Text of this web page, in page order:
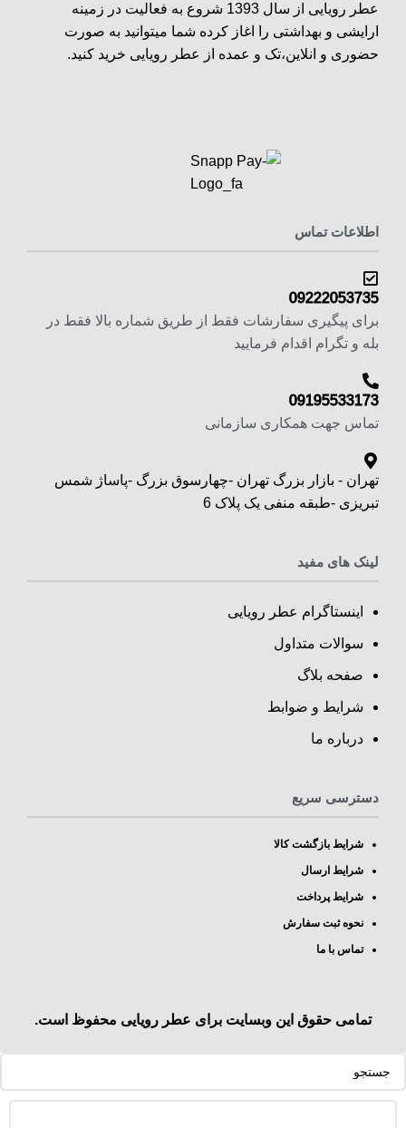
عطر رویایی از سال 1393 شروع به فعالیت در زمینه
ارایشی و بهداشتی را اغاز کرده شما میتوانید به صورت
حضوری و انلاین،تک و عمده از عطر رویایی خرید کنید.
اطلاعات تماس
09222053735
برای پیگیری سفارشات فقط از طریق شماره بالا فقط در
بله و تگرام اقدام فرمایید
09195533173
تماس جهت همکاری سازمانی
تهران - بازار بزرگ تهران -چهارسوق بزرگ -پاساژ شمس
تبریزی -طبقه منفی یک پلاک 6
لینک های مفید
اینستاگرام عطر رویایی
سوالات متداول
صفحه بلاگ
شرایط و ضوابط
درباره ما
دسترسی سریع
شرایط بازگشت کالا
شرایط ارسال
شرایط پرداخت
نحوه ثبت سفارش
تماس با ما
تمامی حقوق این وبسایت برای عطر رویایی محفوظ است.